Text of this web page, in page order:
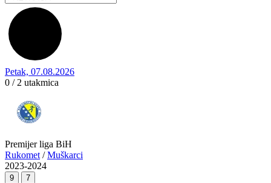
Petak, 07.08.2026
0 / 2 utakmica
Premijer liga BiH
Rukomet /Muškarci
2023-2024
9 7